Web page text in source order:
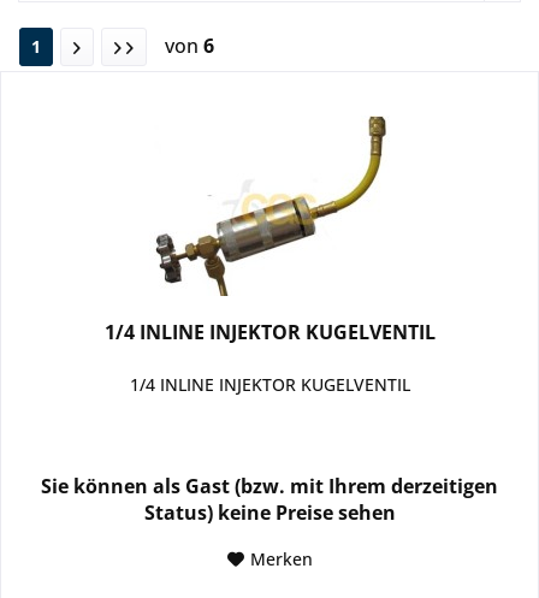
1 von 6
1/4 INLINE INJEKTOR KUGELVENTIL
1/4 INLINE INJEKTOR KUGELVENTIL
Sie können als Gast (bzw. mit Ihrem derzeitigen
Status) keine Preise sehen
Merken